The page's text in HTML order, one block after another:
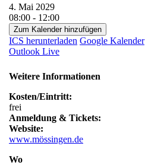
4. Mai 2029
08:00 - 12:00
Zum Kalender hinzufügen
ICS herunterladen Google Kalender
Outlook Live
Weitere Informationen
Kosten/Eintritt:
frei
Anmeldung & Tickets:
Website:
www.mössingen.de
Wo